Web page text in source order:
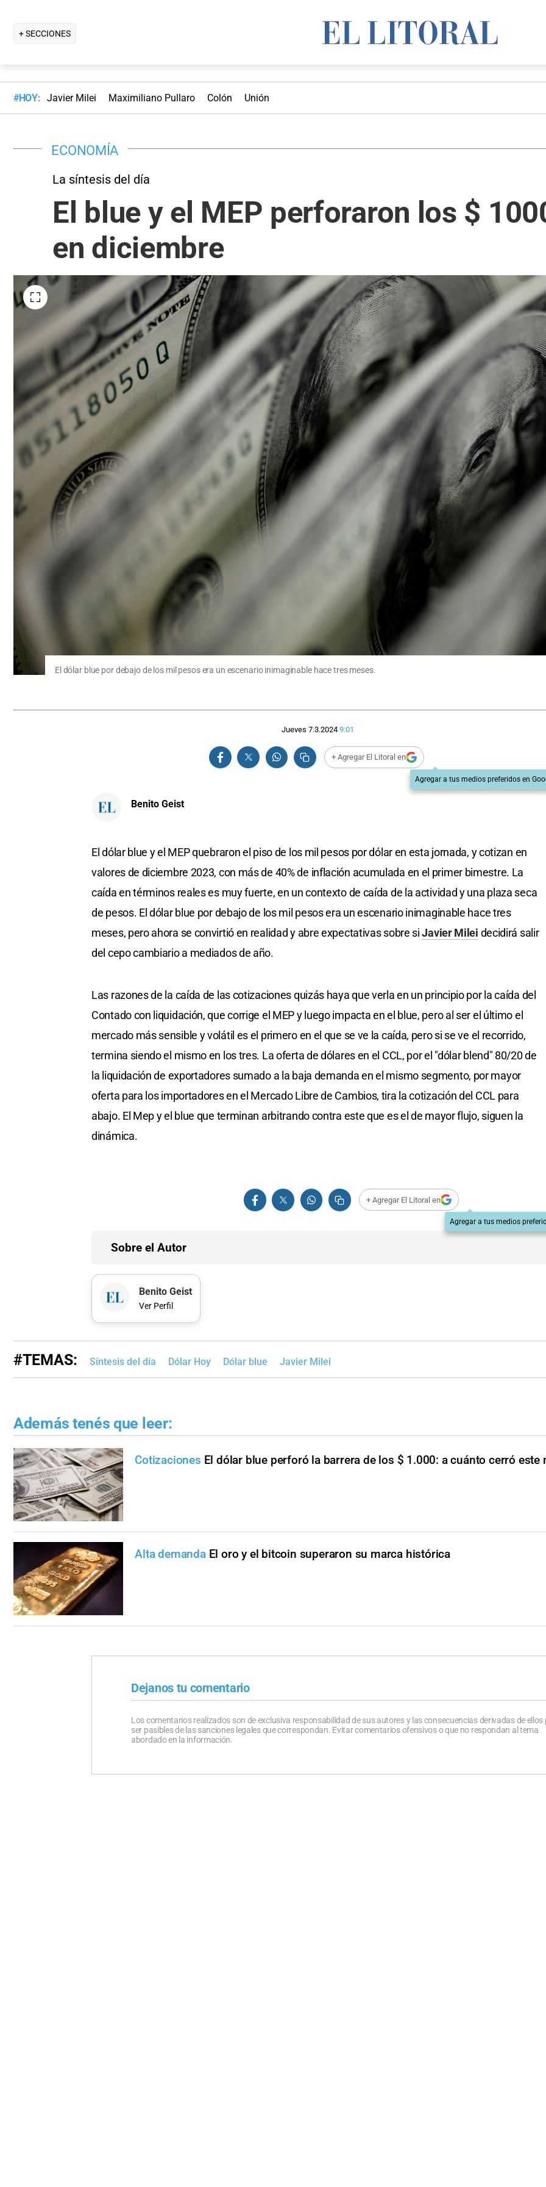
+ SECCIONES
#HOY: Javier Milei Maximiliano Pullaro Colón Unión
ECONOMÍA
La síntesis del día
El blue y el MEP perforaron los $
en diciembre
El dólar blue por debajo de los mil pesos era un escenario inimaginable hace tres meses.
Jueves 7.3.2024 9:01
+ Agregar El Litoral en
Agregar a tus medios preferidos en
Benito Geist
El dólar blue y el MEP quebraron el piso de los mil pesos por dólar en esta jornada, y cotizan en
valores de diciembre 2023, con más de 40% de inflación acumulada en el primer bimestre. La
caída en términos reales es muy fuerte, en un contexto de caída de la actividad y una plaza seca
de pesos. El dólar blue por debajo de los mil pesos era un escenario inimaginable hace tres
meses, pero ahora se convirtió en realidad y abre expectativas sobre siJavier Milei decidirá salir
del cepo cambiario a mediados de año.
Las razones de la caída de las cotizaciones quizás haya que verla en un principio por la caída del
Contado con liquidación, que corrige el MEP y luego impacta en el blue, pero al ser el último el
mercado más sensible y volátil es el primero en el que se ve la caída, pero si se ve el recorrido,
termina siendo el mismo en los tres. La oferta de dólares en el CCL, por el "dólar blend" 80/20 de
la liquidación de exportadores sumado a la baja demanda en el mismo segmento, por mayor
oferta para los importadores en el Mercado Libre de Cambios, tira la cotización del CCL para
abajo. El Mep y el blue que terminan arbitrando contra este que es el de mayor flujo, siguen la
dinámica.
+ Agregar El Litoral en
Agregar a tus medios
Sobre el Autor
Benito Geist
Ver Perfil
#TEMAS: Síntesis del día Dólar Hoy Dólar blue Javier Milei
Además tenés que leer:
Cotizaciones El dólar blue perforó la barrera de los $ 1.000: a cuánto cerró este
Alta demanda El oro y el bitcoin superaron su marca histórica
Dejanos tu comentario
Los comentarios realizados son de exclusiva responsabilidad de sus autores y las consecuencias derivadas de ellos
ser pasibles de las sanciones legales que correspondan. Evitar comentarios ofensivos o que no respondan al tema
abordado en la información.